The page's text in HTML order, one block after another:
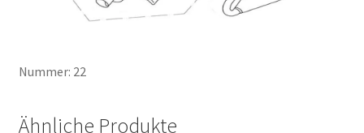
Nummer: 22
Ähnliche Produkte